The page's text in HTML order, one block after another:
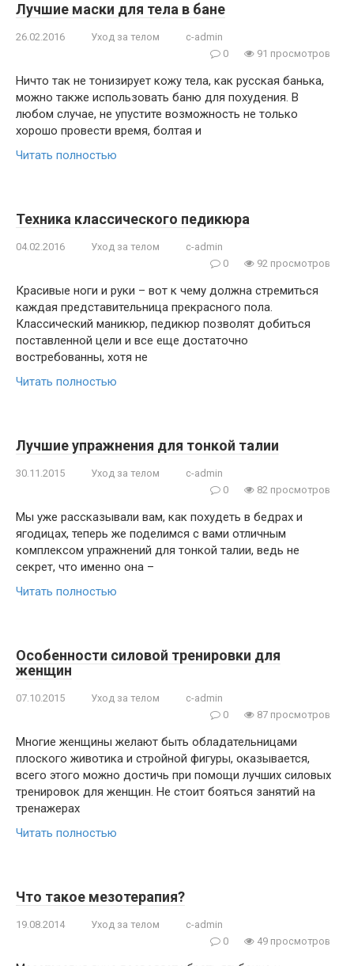
Лучшие маски для тела в бане
26.02.2016 Уход за телом
c-admin
0
91 просмотров
Ничто так не тонизирует кожу тела, как русская банька,
можно также использовать баню для похудения. В
любом случае, не упустите возможность не только
хорошо провести время, болтая и
Читать полностью
Техника классического педикюра
04.02.2016 Уход за телом
c-admin
0
92 просмотров
Красивые ноги и руки – вот к чему должна стремиться
каждая представительница прекрасного пола.
Классический маникюр, педикюр позволят добиться
поставленной цели и все еще достаточно
востребованны, хотя не
Читать полностью
Лучшие упражнения для тонкой талии
30.11.2015 Уход за телом
c-admin
0
82 просмотров
Мы уже рассказывали вам, как похудеть в бедрах и
ягодицах, теперь же поделимся с вами отличным
комплексом упражнений для тонкой талии, ведь не
секрет, что именно она –
Читать полностью
Особенности силовой тренировки для
женщин
07.10.2015 Уход за телом
c-admin
0
87 просмотров
Многие женщины желают быть обладательницами
плоского животика и стройной фигуры, оказывается,
всего этого можно достичь при помощи лучших силовых
тренировок для женщин. Не стоит бояться занятий на
тренажерах
Читать полностью
Что такое мезотерапия?
19.08.2014 Уход за телом
c-admin
0
49 просмотров